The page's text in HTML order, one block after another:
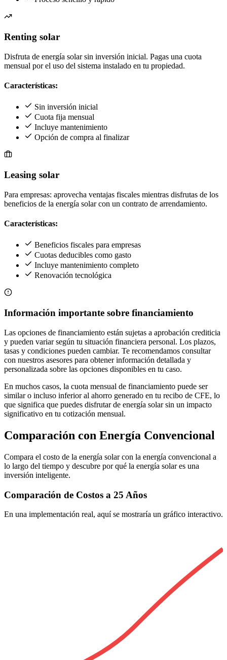
Renting solar
Disfruta de energía solar sin inversión inicial. Pagas una cuota
mensual por el uso del sistema instalado en tu propiedad.
Características:
Sin inversión inicial
Cuota fija mensual
Incluye mantenimiento
Opción de compra al finalizar
Leasing solar
Para empresas: aprovecha ventajas fiscales mientras disfrutas de los
beneficios de la energía solar con un contrato de arrendamiento.
Características:
Beneficios fiscales para empresas
Cuotas deducibles como gasto
Incluye mantenimiento completo
Renovación tecnológica
Información importante sobre financiamiento
Las opciones de financiamiento están sujetas a aprobación crediticia
y pueden variar según tu situación financiera personal. Los plazos,
tasas y condiciones pueden cambiar. Te recomendamos consultar
con nuestros asesores para obtener información detallada y
personalizada sobre las opciones disponibles en tu caso.
En muchos casos, la cuota mensual de financiamiento puede ser
similar o incluso inferior al ahorro generado en tu recibo de CFE, lo
que significa que puedes disfrutar de energía solar sin un impacto
significativo en tu cotización mensual.
Comparación con Energía Convencional
Compara el costo de la energía solar con la energía convencional a
lo largo del tiempo y descubre por qué la energía solar es una
inversión inteligente.
Comparación de Costos a 25 Años
En una implementación real, aquí se mostraría un gráfico interactivo.